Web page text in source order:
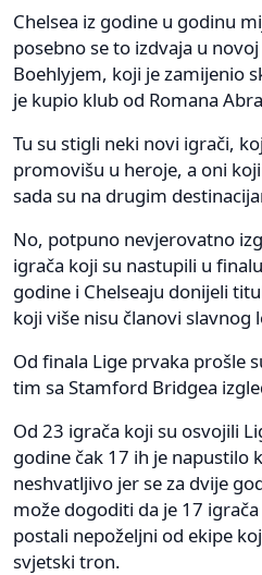
Chelsea iz godine u godinu
posebno se to izdvaja u
Boehlyjem, koji je zamijenio
je kupio klub od Romana
Tu su stigli neki novi igrači,
promovišu u heroje, a oni
sada su na drugim
No, potpuno nevjerovatno
igrača koji su nastupili u
godine i Chelseaju donijeli
koji više nisu članovi slavnog
Od finala Lige prvaka prošle
tim sa Stamford Bridgea
Od 23 igrača koji su osvojili
godine čak 17 ih je napustilo
neshvatljivo jer se za dvije
može dogoditi da je 17
postali nepoželjni od ekipe
svjetski tron.